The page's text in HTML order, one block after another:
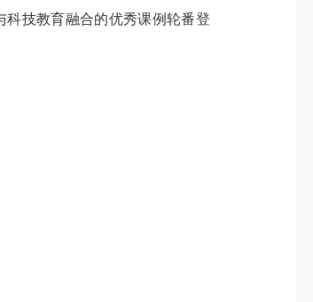
技教育融合的优秀课例轮番登